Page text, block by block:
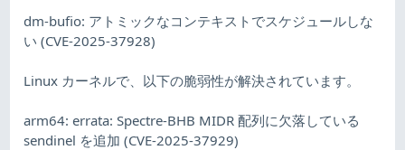
dm-bufio: アトミックなコンテキストでスケジュールしな
い (CVE-2025-37928)
Linux カーネルで、以下の脆弱性が解決されています。
arm64: errata: Spectre-BHB MIDR 配列に欠落している
sendinel を追加 (CVE-2025-37929)